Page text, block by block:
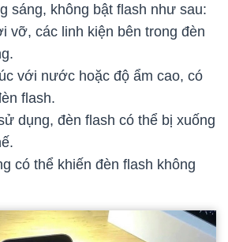
sáng, không bật flash như sau:
vỡ, các linh kiện bên trong đèn
với nước hoặc độ ẩm cao, có
flash.
dụng, đèn flash có thể bị xuống
có thể khiến đèn flash không